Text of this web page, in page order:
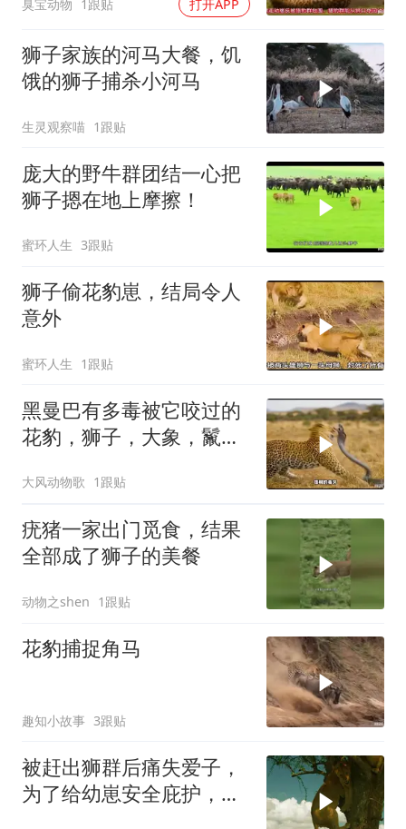
臭宝动物 1跟贴 打开APP
狮子家族的河马大餐，饥
饿的狮子捕杀小河马
生灵观察喵 1跟贴
庞大的野牛群团结一心把
狮子摁在地上摩擦！
蜜环人生 3跟贴
狮子偷花豹崽，结局令人
意外
蜜环人生 1跟贴
黑曼巴有多毒被它咬过的
花豹，狮子，大象，鬣狗
大风动物歌 1跟贴
疣猪一家出门觅食，结果
全部成了狮子的美餐
动物之shen 1跟贴
花豹捕捉角马
趣知小故事 3跟贴
被赶出狮群后痛失爱子，
为了给幼崽安全庇护，狮